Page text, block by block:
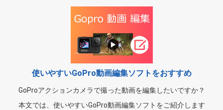
使いやすいGoPro動画編集ソフトをおすすめ
GoProアクションカメラで撮った動画を編集したいですか？
本文では、使いやすいGoPro動画編集ソフトをご紹介します